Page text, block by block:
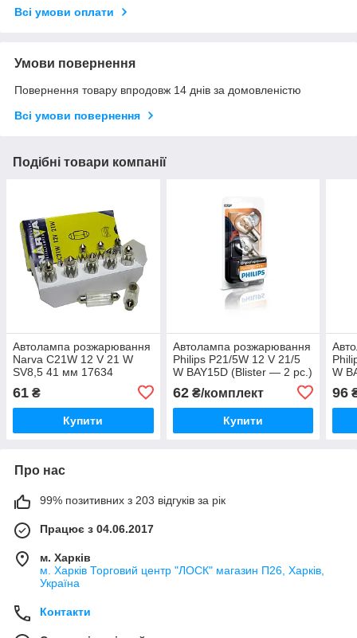
Всі умови оплати
Умови повернення
Повернення товару впродовж 14 днів за домовленістю
Всі умови повернення
Подібні товари компанії
Автолампа розжарювання
Narva C21W 12 V 21 W
SV8,5 41 мм 17634
61 ₴
Купити
Автолампа розжарювання
Philips P21/5W 12 V 21/5
W BAY15D (Blister — 2 pc.)
62₴/комплект
Купити
W
96
Про нас
99% позитивних з 203 відгуків за рік
Працює з 04.06.2017
м. Харків
м. Харків Торговий центр "ЛОСК" магазин П26, Харків,
Україна
Контакти